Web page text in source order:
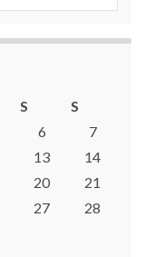
S
S
6
7
13
14
20
21
27
28